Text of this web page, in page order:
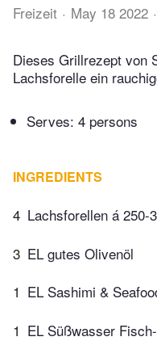
Freizeit May 18 2022
Dieses Grillrezept von
Lachsforelle ein
Serves: 4 persons
INGREDIENTS
4 Lachsforellen á 250-
3 EL gutes Olivenöl
1 EL Sashimi &
1 EL Süßwasser